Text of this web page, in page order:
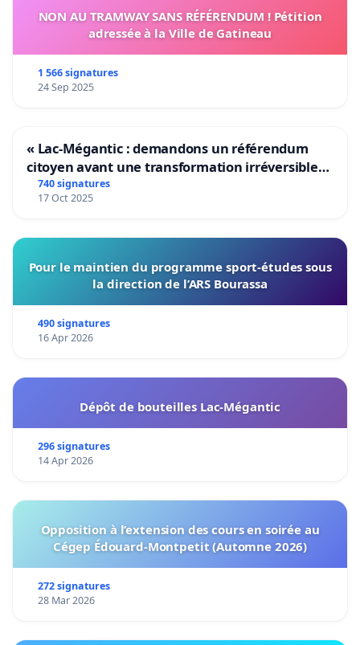
NON AU TRAMWAY SANS RÉFÉRENDUM ! Pétition
adressée à la Ville de Gatineau
1 566 signatures
24 Sep 2025
« Lac-Mégantic : demandons un référendum
citoyen avant une transformation irréversible
de notre territoire »
740 signatures
17 Oct 2025
Pour le maintien du programme sport-études sous
la direction de l’ARS Bourassa
490 signatures
16 Apr 2026
Dépôt de bouteilles Lac-Mégantic
296 signatures
14 Apr 2026
Opposition à l’extension des cours en soirée au
Cégep Édouard-Montpetit (Automne 2026)
272 signatures
28 Mar 2026